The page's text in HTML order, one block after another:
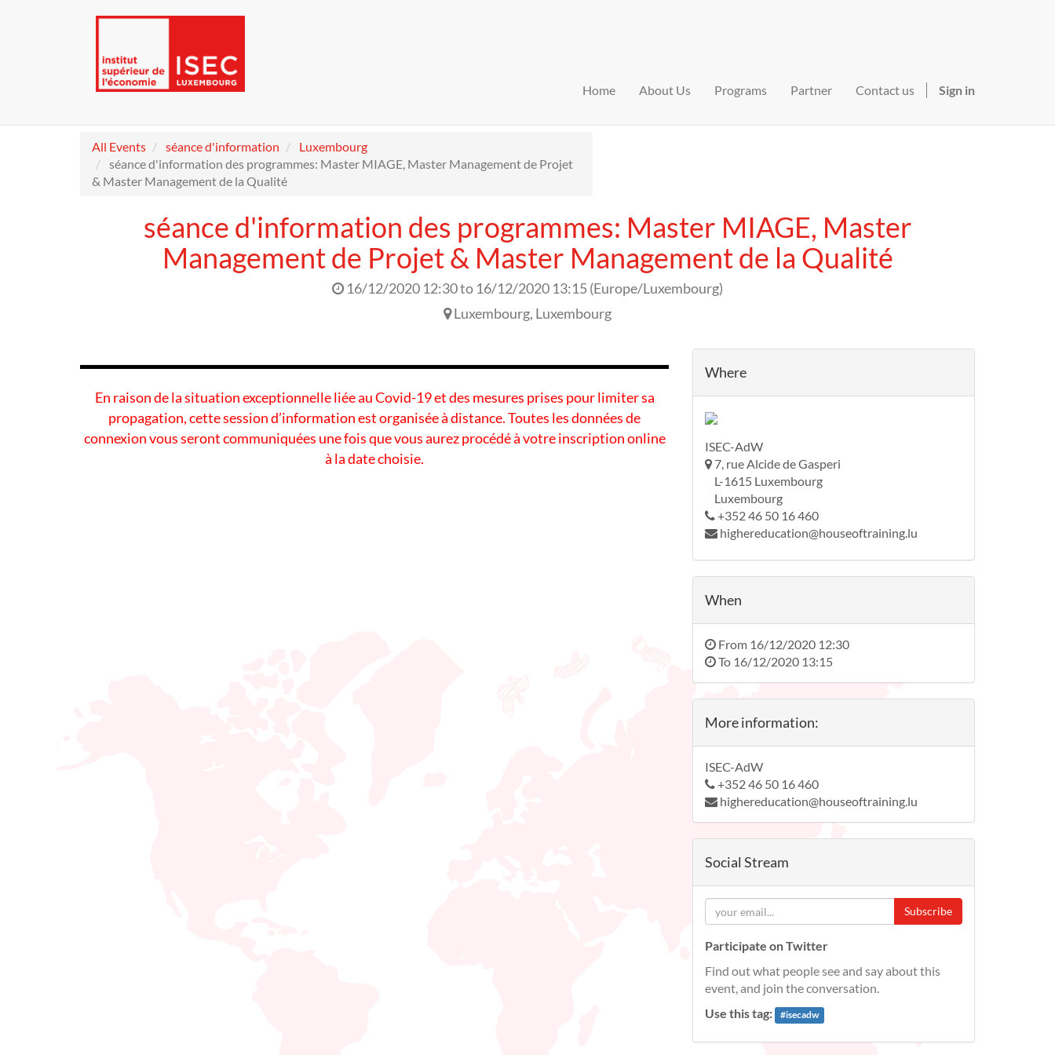
Home About Us Programs Partner Contact us Sign in
All Events séance d'information
Luxembourg
séance d'information des programmes: Master MIAGE, Master Management de Projet
& Master Management de la Qualité
séance d'information des programmes: Master MIAGE, Master
Management de Projet & Master Management de la Qualité
16/12/2020 12:30to 16/12/2020 13:15(Europe/Luxembourg)
Luxembourg, Luxembourg
En raison de la situation exceptionnelle liée au Covid-19 et des mesures prises pour limiter sa
propagation, cette session d’information est organisée à distance. Toutes les données de
connexion vous seront communiquées une fois que vous aurez procédé à votre inscription online
à la date choisie.
Where
ISEC-AdW
7, rue Alcide de Gasperi
L-1615 Luxembourg
Luxembourg
+352 46 50 16 460
highereducation@houseoftraining.lu
When
From 16/12/2020 12:30
To 16/12/2020 13:15
More information:
ISEC-AdW
+352 46 50 16 460
highereducation@houseoftraining.lu
Social Stream
Subscribe
Participate on Twitter
Find out what people see and say about this
event, and join the conversation.
Use this tag:
#isecadw